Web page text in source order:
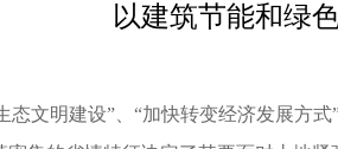
以建筑节能和绿
文明建设”、“加快转变经济发展方式